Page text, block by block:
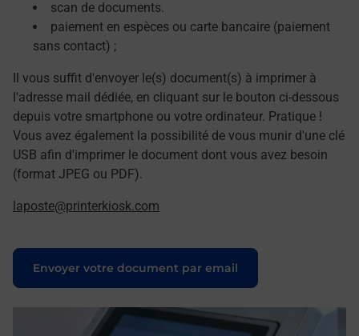
scan de documents.
paiement en espèces ou carte bancaire (paiement
sans contact) ;
Il vous suffit d'envoyer le(s) document(s) à imprimer à
l'adresse mail dédiée, en cliquant sur le bouton ci-dessous
depuis votre smartphone ou votre ordinateur. Pratique !
Vous avez également la possibilité de vous munir d'une clé
USB afin d'imprimer le document dont vous avez besoin
(format JPEG ou PDF).
laposte@printerkiosk.com
Envoyer votre document par email
Le lien s'ouvre dans un nouvel onglet